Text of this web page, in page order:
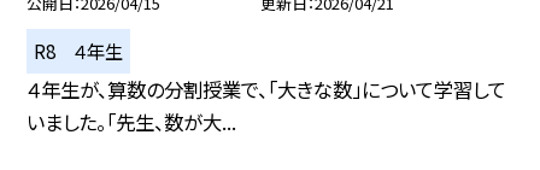
R8 ４年生
４年生が、算数の分割授業で、「大きな数」について学習して
いました。「先生、数が大...